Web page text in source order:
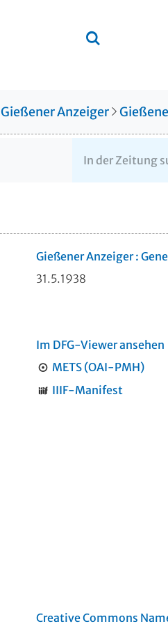
Gießener Anzeiger
Gießener Anzeiger :
31.5.1938
Im DFG-Viewer ansehen
METS (OAI-PMH)
IIIF-Manifest
Creative Commons